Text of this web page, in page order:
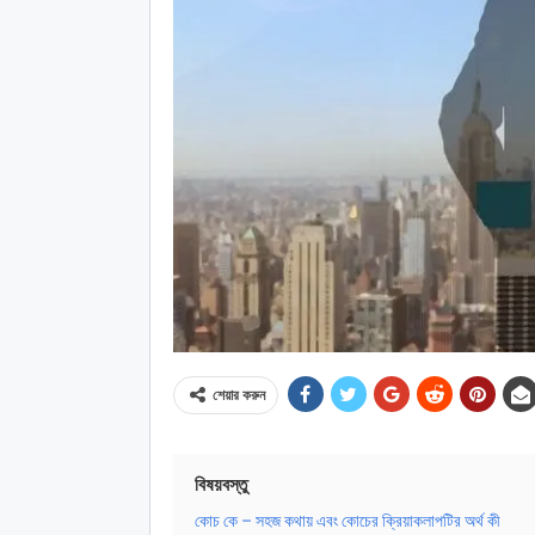
শেয়ার করুন
বিষয়বস্তু
কোচ কে – সহজ কথায় এবং কোচের ক্রিয়াকলাপটির অর্থ কী